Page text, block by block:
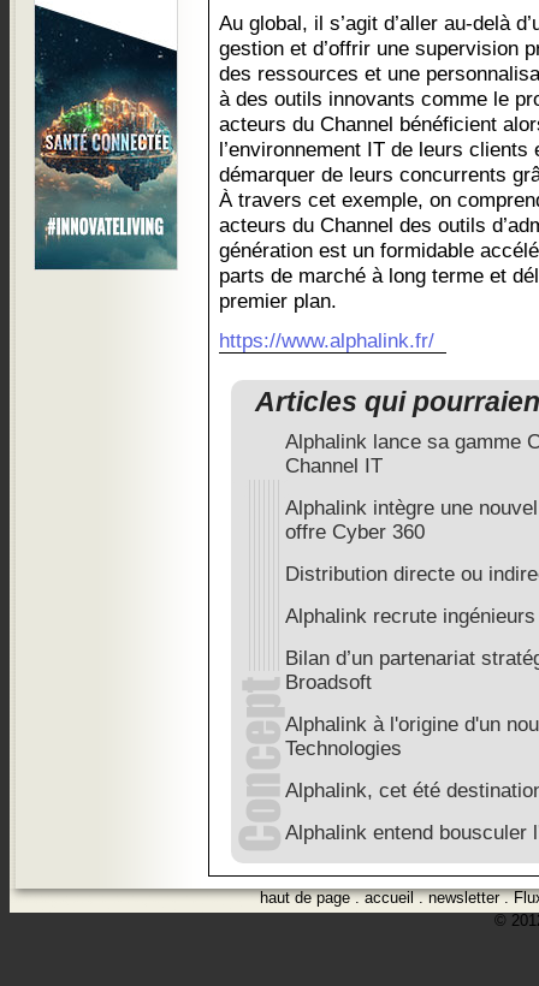
Au global, il s’agit d’aller au-delà
gestion et d’offrir une supervision
des ressources et une
à des outils innovants comme le
acteurs du Channel bénéficient
l’environnement IT de leurs
démarquer de leurs concurrents
À travers cet exemple, on
acteurs du Channel des outils
génération est un formidable
parts de marché à long terme et
premier plan.
https://www.alphalink.fr/
Articles qui
Alphalink lance sa gamme
Channel IT
Alphalink intègre une
offre Cyber 360
Distribution directe ou
Alphalink recrute
Bilan d’un partenariat
Broadsoft
Alphalink à l'origine d'un
Technologies
Alphalink, cet été
Alphalink entend bousculer
haut de page.accueil.newsletter.
©